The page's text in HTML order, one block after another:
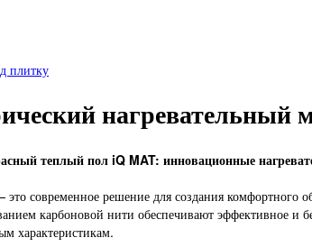
плитку
нагревательный
теплый пол iQ MAT: инновационные
современное решение для создания комфортного
карбоновой нити обеспечивают эффективное и
характеристикам.